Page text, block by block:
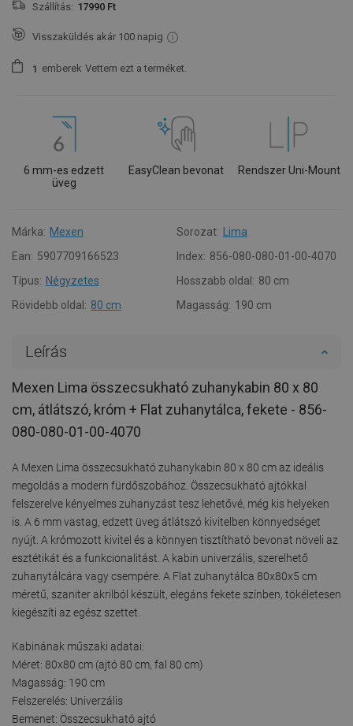
Szállítás: 17990 Ft
Visszaküldés akár 100 napig
1 emberek Vettem ezt a terméket.
6 mm-es edzett
üveg
EasyClean bevonat Rendszer Uni-Mount
Márka: Mexen Sorozat:
Lima
Ean: 5907709166523 Index: 856-080-080-01-00-4070
Típus: Négyzetes Hosszabb oldal: 80 cm
Rövidebb oldal: 80 cm Magasság: 190 cm
Leírás
Mexen Lima összecsukható zuhanykabin 80 x 80
cm, átlátszó, króm + Flat zuhanytálca, fekete - 856-
080-080-01-00-4070
A Mexen Lima összecsukható zuhanykabin 80 x 80 cm az ideális
megoldás a modern fürdőszobához. Összecsukható ajtókkal
felszerelve kényelmes zuhanyzást tesz lehetővé, még kis helyeken
is. A 6 mm vastag, edzett üveg átlátszó kivitelben könnyedséget
nyújt. A krómozott kivitel és a könnyen tisztítható bevonat növeli az
esztétikát és a funkcionalitást. A kabin univerzális, szerelhető
zuhanytálcára vagy csempére. A Flat zuhanytálca 80x80x5 cm
méretű, szaniter akrilból készült, elegáns fekete színben, tökéletesen
kiegészíti az egész szettet.
Kabinának műszaki adatai:
Méret: 80x80 cm (ajtó 80 cm, fal 80 cm)
Magasság: 190 cm
Felszerelés: Univerzális
Bemenet: Összecsukható ajtó